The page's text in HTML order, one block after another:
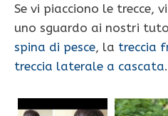
Se vi piacciono le trecce,
uno sguardo ai nostri
spina di pesce, la treccia
treccia laterale a cascata.